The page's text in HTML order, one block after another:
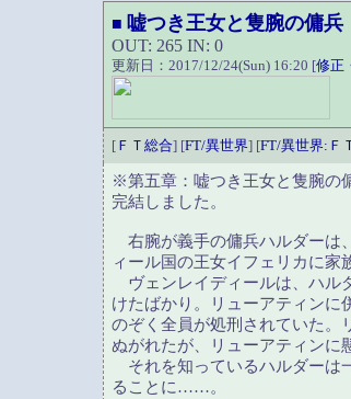
■ 嘘つき王女と隻腕の傭兵
OUT: 265 IN: 0
更新日：2017/12/24(Sun) 16:20 [修正
[ＦＴ総合] [FT/異世界] [FT/異世界:Ｆ
※第五章：嘘つき王女と隻腕の
完結しました。
右腕が義手の傭兵ハルダーは
ィール国の王女イフェリカに家
ヴェンレイディールは、ハル
けたばかり。リューアティンに
のぞく全員が処刑されていた。
ぬがれたが、リューアティンに
それを知っているハルダーは
ることに……。